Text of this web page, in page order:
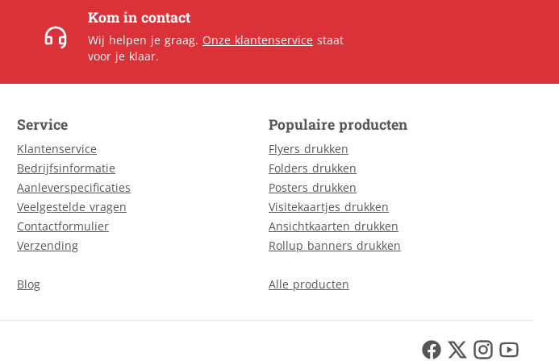
Kom in contact
Wij helpen je graag. Onze klantenservice staat
voor je klaar.
Service
Klantenservice
Bedrijfsinformatie
Aanleverspecificaties
Veelgestelde vragen
Contactformulier
Verzending
Blog
Populaire producten
Flyers drukken
Folders drukken
Posters drukken
Visitekaartjes drukken
Ansichtkaarten drukken
Rollup banners drukken
Alle producten